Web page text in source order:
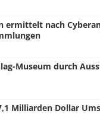
ermittelt nach
Museum durch
Milliarden Dollar